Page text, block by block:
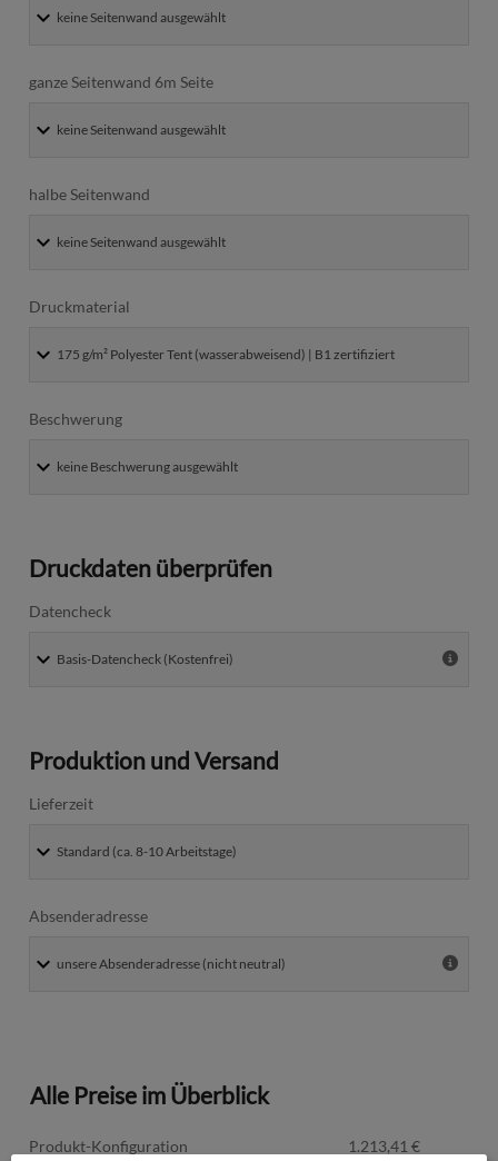
ganze Seitenwand 6m Seite
halbe Seitenwand
Druckmaterial
Beschwerung
Druckdaten überprüfen
Datencheck
Produktion und Versand
Lieferzeit
Absenderadresse
Alle Preise im Überblick
Produkt-Konfiguration 1.213,41 €